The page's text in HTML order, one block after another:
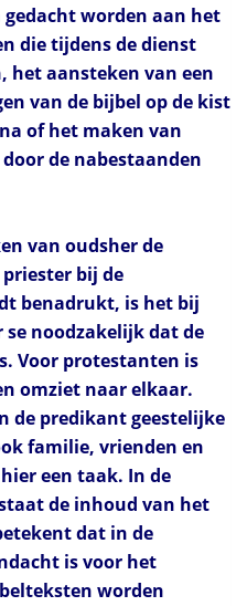
worden aan het
die tijdens de dienst
het aansteken van een
van de bijbel op de kist
of het maken van
de nabestaanden
van oudsher de
bij de
benadrukt, is het bij
noodzakelijk dat de
Voor protestanten is
omziet naar elkaar.
de predikant geestelijke
familie, vrienden en
een taak. In de
de inhoud van het
dat in de
is voor het
worden